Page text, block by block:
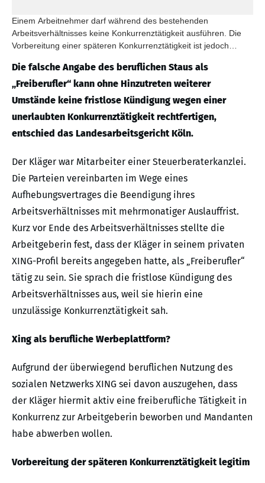
Einem Arbeitnehmer darf während des bestehenden
Arbeitsverhältnisses keine Konkurrenztätigkeit ausführen. Die
Vorbereitung einer späteren Konkurrenztätigkeit ist jedoch
Die falsche Angabe des beruflichen Staus als
„Freiberufler“ kann ohne Hinzutreten weiterer
Umstände keine fristlose Kündigung wegen einer
unerlaubten Konkurrenztätigkeit rechtfertigen,
entschied das Landesarbeitsgericht Köln.
Der Kläger war Mitarbeiter einer Steuerberaterkanzlei.
Die Parteien vereinbarten im Wege eines
Aufhebungsvertrages die Beendigung ihres
Arbeitsverhältnisses mit mehrmonatiger Auslauffrist.
Kurz vor Ende des Arbeitsverhältnisses stellte die
Arbeitgeberin fest, dass der Kläger in seinem privaten
XING-Profil bereits angegeben hatte, als „Freiberufler“
tätig zu sein. Sie sprach die fristlose Kündigung des
Arbeitsverhältnisses aus, weil sie hierin eine
unzulässige Konkurrenztätigkeit sah.
Xing als berufliche Werbeplattform?
Aufgrund der überwiegend beruflichen Nutzung des
sozialen Netzwerks XING sei davon auszugehen, dass
der Kläger hiermit aktiv eine freiberufliche Tätigkeit in
Konkurrenz zur Arbeitgeberin beworben und Mandanten
habe abwerben wollen.
Vorbereitung der späteren Konkurrenztätigkeit legitim